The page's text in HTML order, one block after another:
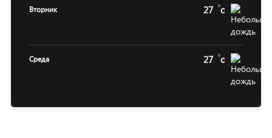
Вторник 27 c
Среда 27 c